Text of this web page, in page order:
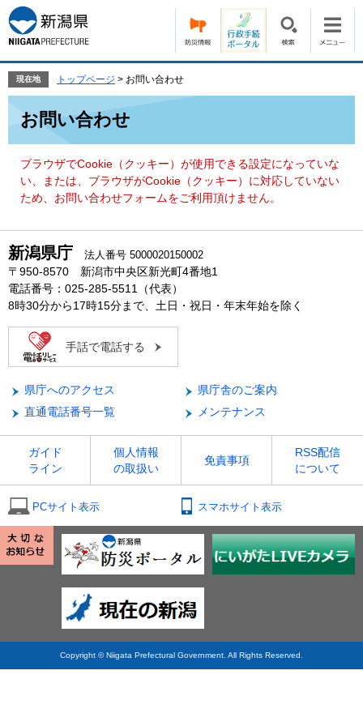
ー
ジ
の
頭
す。
ニ
ュ
ー
飛
て
現在地 トップページ > お問い合わせ
お問い合わせ
ブラウザでCookie（クッキー）が使用できる設定になっていな
い、または、ブラウザがCookie（クッキー）に対応していない
ため、お問い合わせフォームをご利用頂けません。
新潟県庁 法人番号 5000020150002
〒950-8570 新潟市中央区新光町4番地1
電話番号：025-285-5511（代表）
8時30分から17時15分まで、土日・祝日・年末年始を除く
手話で電話する
県庁へのアクセス
県庁舎のご案内
直通電話番号一覧
メンテナンス
ガイド
ライン
個人情報
の取扱い
免責事項
RSS配信
について
PCサイト表示 スマホサイト表示
Copyright © Niigata Prefectural Government. All Rights Reserved.